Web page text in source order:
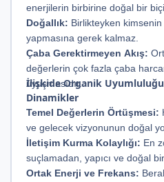
enerjilerin birbirine doğal bir
Doğallık: Birlikteyken
yapmasına gerek kalmaz.
Çaba Gerektirmeyen Akış:
değerlerin çok fazla çaba
uyuşmasıdır.
İlişkide Organik
Dinamikler
Temel Değerlerin Örtüşmesi:
ve gelecek vizyonunun doğal
İletişim Kurma Kolaylığı: En
suçlamadan, yapıcı ve doğal
Ortak Enerji ve Frekans: